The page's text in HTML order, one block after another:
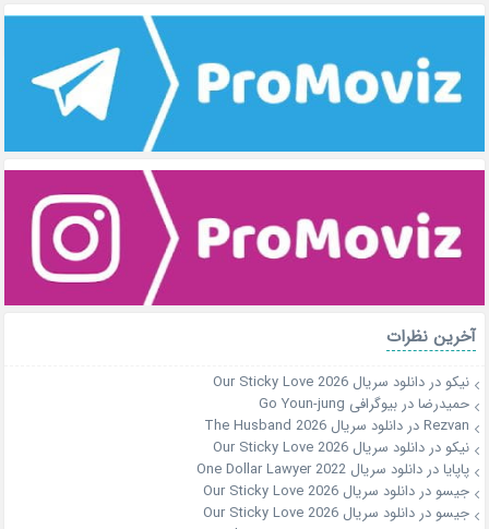
آخرین نظرات
نیکو دردانلود سریال Our Sticky Love 2026
حمیدرضادربیوگرافی Go Youn-jung
Rezvanدردانلود سریال The Husband 2026
نیکو دردانلود سریال Our Sticky Love 2026
پاپایادردانلود سریال One Dollar Lawyer 2022
جیسو دردانلود سریال Our Sticky Love 2026
جیسو دردانلود سریال Our Sticky Love 2026